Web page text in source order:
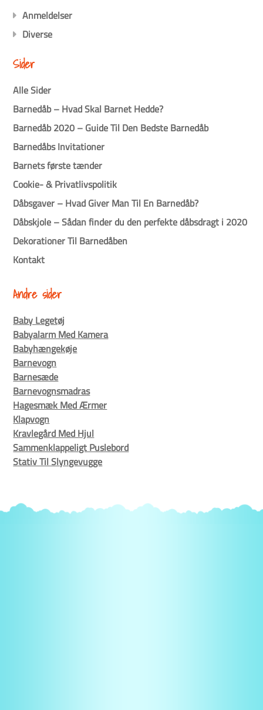
Anmeldelser
Diverse
Sider
Alle Sider
Barnedåb – Hvad Skal Barnet Hedde?
Barnedåb 2020 – Guide Til Den Bedste Barnedåb
Barnedåbs Invitationer
Barnets første tænder
Cookie- & Privatlivspolitik
Dåbsgaver – Hvad Giver Man Til En Barnedåb?
Dåbskjole – Sådan finder du den perfekte dåbsdragt i 2020
Dekorationer Til Barnedåben
Kontakt
Andre sider
Baby Legetøj
Babyalarm Med Kamera
Babyhængekøje
Barnevogn
Barnesæde
Barnevognsmadras
Hagesmæk Med Ærmer
Klapvogn
Kravlegård Med Hjul
Sammenklappeligt Puslebord
Stativ Til Slyngevugge